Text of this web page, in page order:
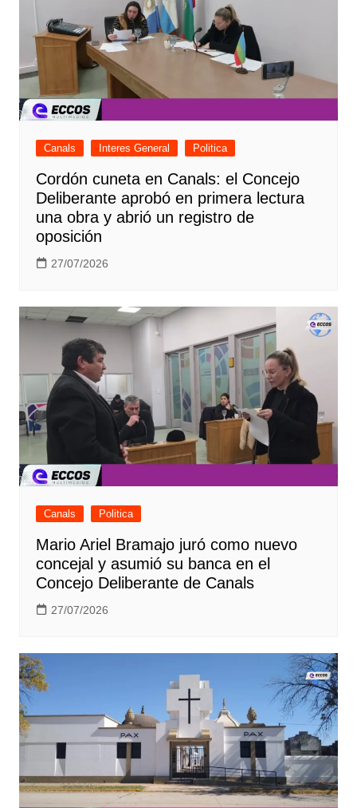
Canals Interes General Politica
Cordón cuneta en Canals: el Concejo
Deliberante aprobó en primera lectura
una obra y abrió un registro de
oposición
27/07/2026
Canals Politica
Mario Ariel Bramajo juró como nuevo
concejal y asumió su banca en el
Concejo Deliberante de Canals
27/07/2026